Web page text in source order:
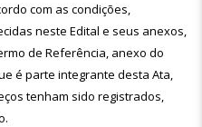
com as condições,
neste Edital e seus anexos,
de Referência, anexo do
é parte integrante desta Ata,
tenham sido registrados,